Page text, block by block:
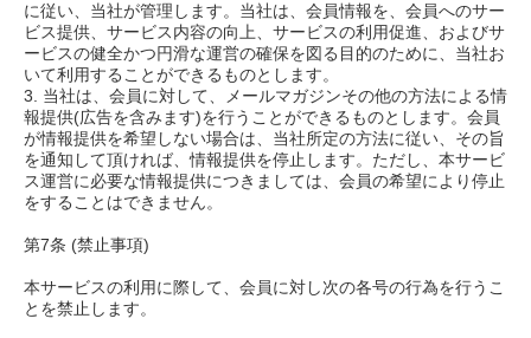
に従い、当社が管理します。当社は、会員情報を、会員へのサー
ビス提供、サービス内容の向上、サービスの利用促進、およびサ
ービスの健全かつ円滑な運営の確保を図る目的のために、当社お
いて利用することができるものとします。
3. 当社は、会員に対して、メールマガジンその他の方法による情
報提供(広告を含みます)を行うことができるものとします。会員
が情報提供を希望しない場合は、当社所定の方法に従い、その旨
を通知して頂ければ、情報提供を停止します。ただし、本サービ
ス運営に必要な情報提供につきましては、会員の希望により停止
をすることはできません。
第7条 (禁止事項)
本サービスの利用に際して、会員に対し次の各号の行為を行うこ
とを禁止します。